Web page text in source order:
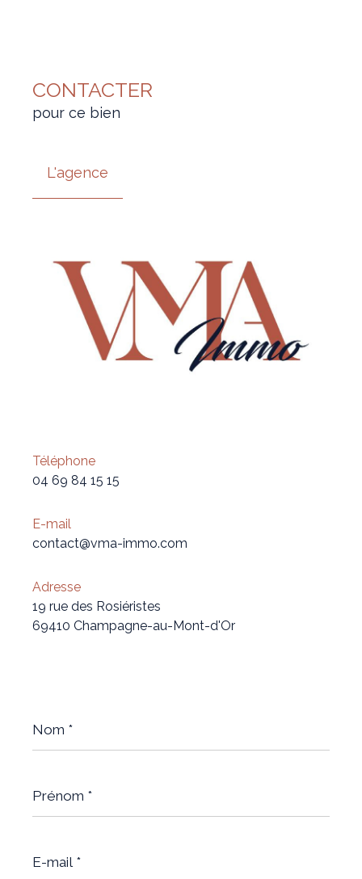
CONTACTER
pour ce bien
L'agence
Téléphone
04 69 84 15 15
E-mail
contact@vma-immo.com
Adresse
19 rue des Rosiéristes
69410 Champagne-au-Mont-d'Or
*
*
mail
*